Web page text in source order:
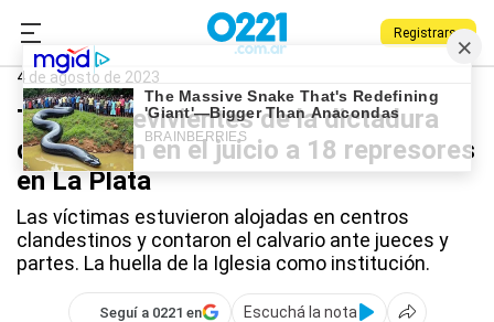
Registrarse
0221.com.ar
4 de agosto de 2023
Tres sobrevivientes de la dictadura
declararon en el juicio a 18 represores
en La Plata
Las víctimas estuvieron alojadas en centros
clandestinos y contaron el calvario ante jueces y
partes. La huella de la Iglesia como institución.
Seguí a 0221 en
Escuchá la nota